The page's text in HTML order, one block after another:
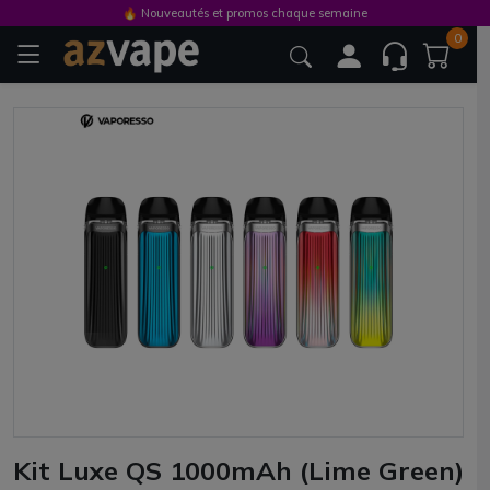
0
Kit Luxe QS 1000mAh (Lime Green)
🔥 Nouveautés et promos chaque semaine